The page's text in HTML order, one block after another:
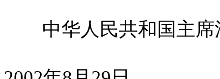
中华人民共和国主席